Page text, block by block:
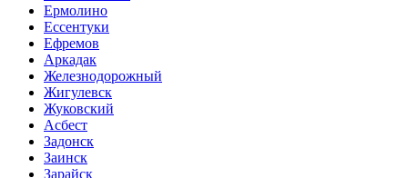
Ермолино
Ессентуки
Ефремов
Аркадак
Железнодорожный
Жигулевск
Жуковский
Асбест
Задонск
Заинск
Зарайск